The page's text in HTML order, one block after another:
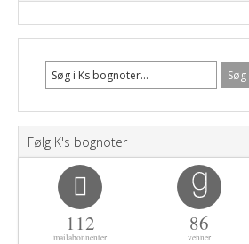
Følg K's bognoter
112
mailabonnenter
86
venner